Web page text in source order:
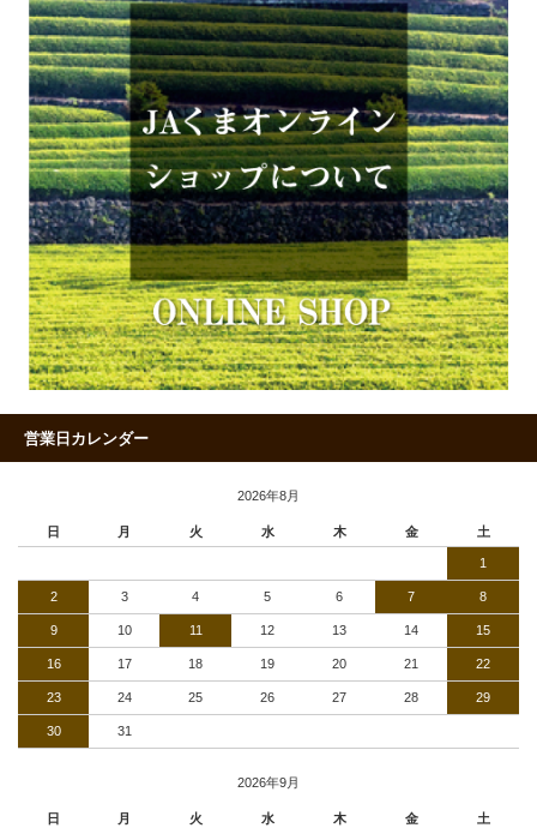
営業日カレンダー
2026年8月
日 月 火 水 木 金 土
1
2 3 4 5 6 7 8
9 10 11 12 13 14 15
16 17 18 19 20 21 22
23 24 25 26 27 28 29
30 31
2026年9月
日 月 火 水 木 金 土